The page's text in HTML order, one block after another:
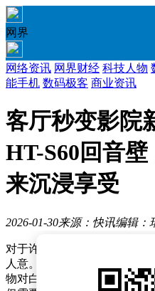
网界
网络资讯 网界财经 科技人物
能手机 数码极客 商业资讯
客厅秒变影院
HT-S60回音
来沉浸享受
2026-01-30来源：快讯编辑：
对于许多家庭而言，用电视
人意。电视自带的扬声器往
物对白也显得模糊不清。而